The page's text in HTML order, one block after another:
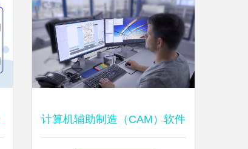
计算机辅助制造（CAM）软件